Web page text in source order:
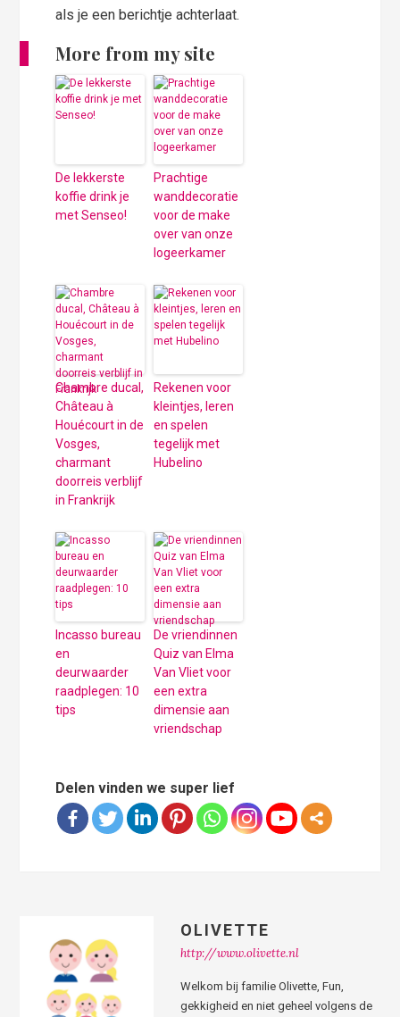
als je een berichtje achterlaat.
More from my site
De lekkerste
koffie drink je
met Senseo!
Prachtige
wanddecoratie
voor de make
over van onze
logeerkamer
Chambre ducal,
Château à
Houécourt in de
Vosges,
charmant
doorreis verblijf
in Frankrijk
Rekenen voor
kleintjes, leren
en spelen
tegelijk met
Hubelino
Incasso bureau
en
deurwaarder
raadplegen: 10
tips
De vriendinnen
Quiz van Elma
Van Vliet voor
een extra
dimensie aan
vriendschap
Delen vinden we super lief
OLIVETTE
http://www.olivette.nl
Welkom bij familie Olivette, Fun,
gekkigheid en niet geheel volgens de